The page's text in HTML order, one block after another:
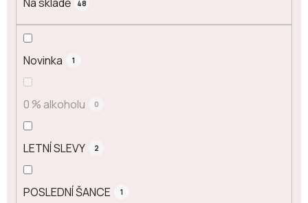
48
Novinka 1
0 % alkoholu 0
LETNÍ SLEVY 2
POSLEDNÍ ŠANCE 1